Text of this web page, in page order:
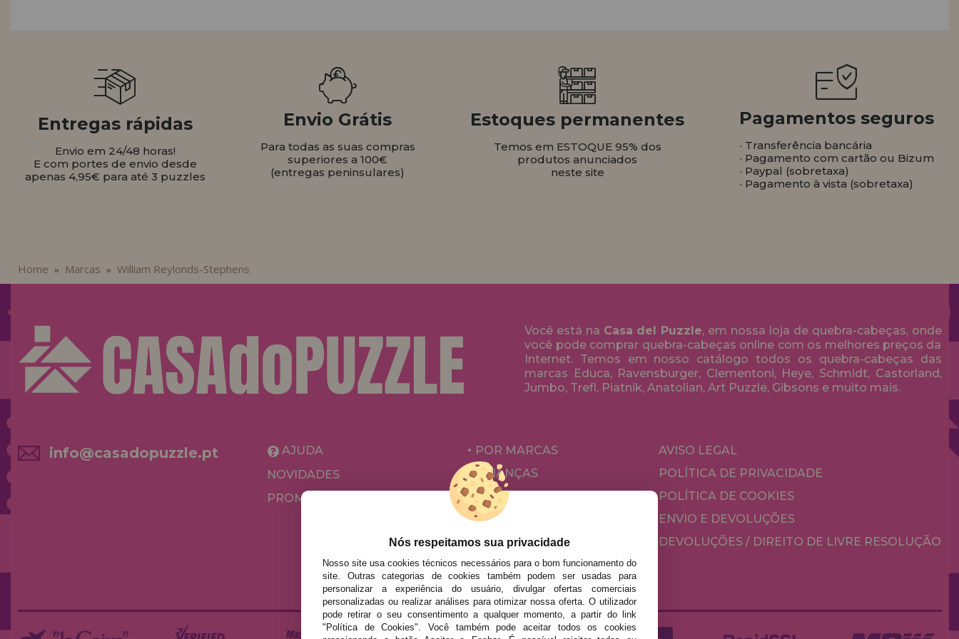
EM FORMAÇÃO
info@casadopuzzle.pt
Entregas rápidas
Envio em 24/48 horas!
E com portes de envio desde
apenas 4,95€ para até 3 puzzles
Envio Grátis
Para todas as suas compras
superiores a 100€
(entregas peninsulares)
Estoques permanentes
Temos em ESTOQUE 95% dos
produtos anunciados
neste site
Pagamentos seguros
· Transferência bancária
· Pagamento com cartão ou Bizum
· Paypal (sobretaxa)
· Pagamento à vista (sobretaxa)
Home » Marcas » William Reylonds-Stephens
Você está na Casa del Puzzle, em nossa loja de quebra-cabeças, onde
você pode comprar quebra-cabeças online com os melhores preços da
Internet. Temos em nosso catálogo todos os quebra-cabeças das
marcas Educa, Ravensburger, Clementoni, Heye, Schmidt, Castorland,
Jumbo, Trefl, Piatnik, Anatolian, Art Puzzle, Gibsons e muito mais.
info@casadopuzzle.pt
AJUDA
NOVIDADES
PROMOÇÕES E OFERTAS
POR MARCAS
CRIANÇAS
PARA ADULTOS
POR AUTORES
ACESSÓRIOS
JOGOS DE TABULEIRO
AVISO LEGAL
POLÍTICA DE PRIVACIDADE
POLÍTICA DE COOKIES
ENVIO E DEVOLUÇÕES
DEVOLUÇÕES / DIREITO DE LIVRE RESOLUÇÃO
Nós respeitamos sua privacidade
Nosso site usa cookies técnicos necessários para o bom funcionamento do
site. Outras categorias de cookies também podem ser usadas para
personalizar a experiência do usuário, divulgar ofertas comerciais
personalizadas ou realizar análises para otimizar nossa oferta. O utilizador
pode retirar o seu consentimento a qualquer momento, a partir do link
"Política de Cookies". Você também pode aceitar todos os cookies